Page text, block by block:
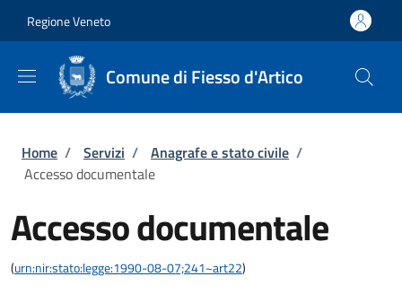
Regione Veneto
Comune di Fiesso d'Artico
Briciole di pane
Home / Servizi / Anagrafe e stato civile /
Accesso documentale
Accesso documentale
(urn:nir:stato:legge:1990-08-07;241~art22)